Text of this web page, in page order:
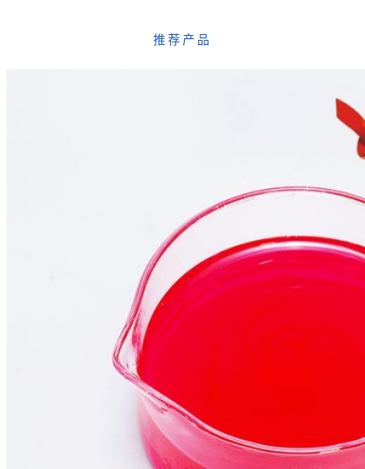
推荐产品